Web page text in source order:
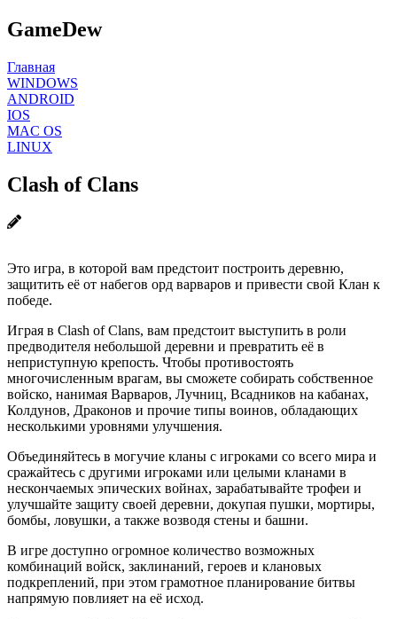
GameDew
Главная
WINDOWS
ANDROID
IOS
MAC OS
LINUX
Clash of Clans
Это игра, в которой вам предстоит построить деревню,
защитить её от набегов орд варваров и привести свой Клан к
победе.
Играя в Clash of Clans, вам предстоит выступить в роли
предводителя небольшой деревни и превратить её в
неприступную крепость. Чтобы противостоять
многочисленным врагам, вы сможете собирать собственное
войско, нанимая Варваров, Лучниц, Всадников на кабанах,
Колдунов, Драконов и прочие типы воинов, обладающих
несколькими уровнями улучшения.
Объединяйтесь в могучие кланы с игроками со всего мира и
сражайтесь с другими игроками или целыми кланами в
нескончаемых эпических войнах, зарабатывайте трофеи и
улучшайте защиту своей деревни, докупая пушки, мортиры,
бомбы, ловушки, а также возводя стены и башни.
В игре доступно огромное количество возможных
комбинаций войск, заклинаний, героев и клановых
подкреплений, при этом грамотное планирование битвы
напрямую повлияет на её исход.